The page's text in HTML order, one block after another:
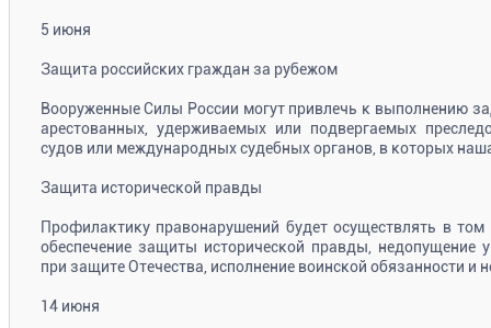
5 июня
Защита российских граждан за рубежом
Вооруженные Силы России могут привлечь к выполнению
арестованных, удерживаемых или подвергаемых
судов или международных судебных органов, в которых
Защита исторической правды
Профилактику правонарушений будет осуществлять в
обеспечение защиты исторической правды, недопущение
при защите Отечества, исполнение воинской обязанности и
14 июня